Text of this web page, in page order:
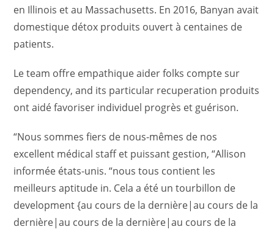
en Illinois et au Massachusetts. En 2016, Banyan avait
domestique détox produits ouvert à centaines de
patients.
Le team offre empathique aider folks compte sur
dependency, and its particular recuperation produits
ont aidé favoriser individuel progrès et guérison.
“Nous sommes fiers de nous-mêmes de nos
excellent médical staff et puissant gestion, “Allison
informée états-unis. “nous tous contient les
meilleurs aptitude in. Cela a été un tourbillon de
development {au cours de la dernière|au cours de la
dernière|au cours de la dernière|au cours de la